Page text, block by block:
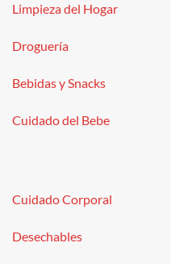
Limpieza del Hogar
Droguería
Bebidas y Snacks
Cuidado del Bebe
Cuidado Corporal
Desechables